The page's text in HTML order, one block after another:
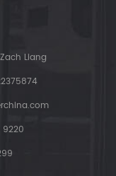
Zach Liang